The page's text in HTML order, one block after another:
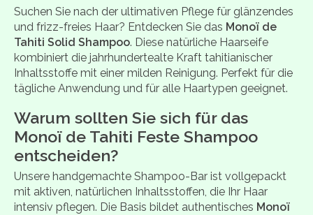
Suchen Sie nach der ultimativen Pflege für glänzendes
und frizz-freies Haar? Entdecken Sie das Monoï de
Tahiti Solid Shampoo. Diese natürliche Haarseife
kombiniert die jahrhundertealte Kraft tahitianischer
Inhaltsstoffe mit einer milden Reinigung. Perfekt für die
tägliche Anwendung und für alle Haartypen geeignet.
Warum sollten Sie sich für das
Monoï de Tahiti Feste Shampoo
entscheiden?
Unsere handgemachte Shampoo-Bar ist vollgepackt
mit aktiven, natürlichen Inhaltsstoffen, die Ihr Haar
intensiv pflegen. Die Basis bildet authentisches Monoï